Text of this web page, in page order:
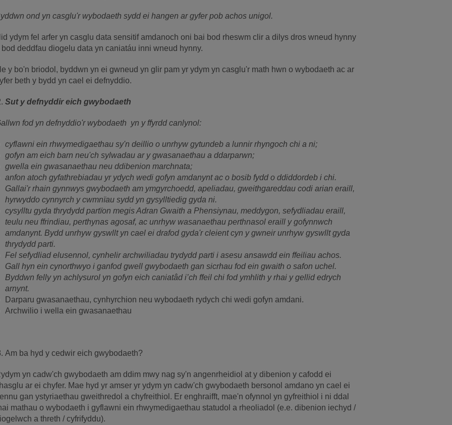
ond yn casglu'r wybodaeth sydd ei hangen ar gyfer pob achos unigol.
ydym fel arfer yn casglu data sensitif amdanoch oni bai bod rheswm clir a dilys dros wneud hynny
bod deddfau diogelu data yn caniatáu inni wneud hynny.
y bo'n briodol, byddwn yn ei gwneud yn glir pam yr ydym yn casglu'r math hwn o wybodaeth ac ar
beth y bydd yn cael ei defnyddio.
Sut y defnyddir eich gwybodaeth
fod yn defnyddio'r wybodaeth yn y ffyrdd canlynol:
cyflawni ein rhwymedigaethau sy'n deillio o unrhyw gytundeb a lunnir rhyngoch chi a ni;
gofyn am eich barn neu'ch sylwadau ar y gwasanaethau a ddarparwn;
gwella ein gwasanaethau neu ddibenion marchnata;
anfon atoch gyfathrebiadau yr ydych wedi gofyn amdanynt ac o bosib fydd o ddiddordeb i chi.
Gallai'r rhain gynnwys gwybodaeth am ymgyrchoedd, apeliadau, gweithgareddau codi arian eraill,
hyrwyddo cynnyrch y cwmnïau sydd yn gysylltiedig gyda ni.
cysylltu gyda thrydydd partïon megis Adran Gwaith a Phensiynau, meddygon, sefydliadau eraill,
teulu neu ffrindiau, perthynas agosaf, ac unrhyw wasanaethau perthnasol eraill y gofynnwch
amdanynt. Bydd unrhyw gyswllt yn cael ei drafod gyda'r cleient cyn y gwneir unrhyw gyswllt gyda
thrydydd parti.
Fel sefydliad elusennol, cynhelir archwiliadau trydydd parti i asesu ansawdd ein ffeiliau achos.
Gall hyn ein cynorthwyo i ganfod gwell gwybodaeth gan sicrhau fod ein gwaith o safon uchel.
Byddwn felly yn achlysurol yn gofyn eich caniatâd i’ch ffeil chi fod ymhlith y rhai y gellid edrych
arnynt.
Darparu gwasanaethau, cynhyrchion neu wybodaeth rydych chi wedi gofyn amdani.
Archwilio i wella ein gwasanaethau
Am ba hyd y cedwir eich gwybodaeth?
yn cadw'ch gwybodaeth am ddim mwy nag sy'n angenrheidiol at y dibenion y cafodd ei
ar ei chyfer. Mae hyd yr amser yr ydym yn cadw'ch gwybodaeth bersonol amdano yn cael ei
gan ystyriaethau gweithredol a chyfreithiol. Er enghraifft, mae'n ofynnol yn gyfreithiol i ni ddal
mathau o wybodaeth i gyflawni ein rhwymedigaethau statudol a rheoliadol (e.e. dibenion iechyd /
a threth / cyfrifyddu).